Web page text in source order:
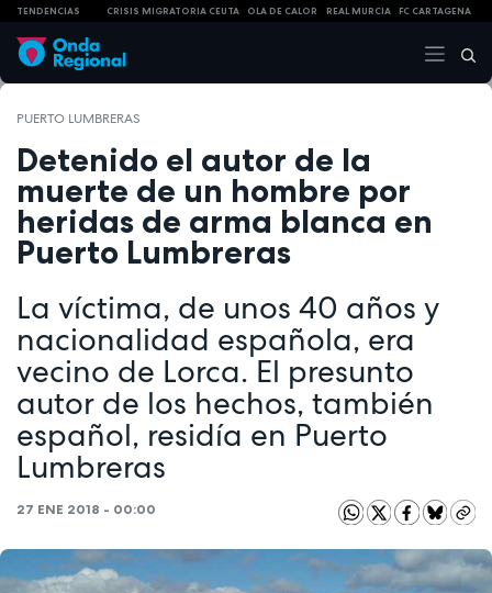
TENDENCIAS CRISIS MIGRATORIA CEUTA OLA DE CALOR REAL MURCIA FC CARTAGENA
PUERTO LUMBRERAS
Detenido el autor de la
muerte de un hombre por
heridas de arma blanca en
Puerto Lumbreras
La víctima, de unos 40 años y
nacionalidad española, era
vecino de Lorca. El presunto
autor de los hechos, también
español, residía en Puerto
Lumbreras
27 ENE 2018 - 00:00